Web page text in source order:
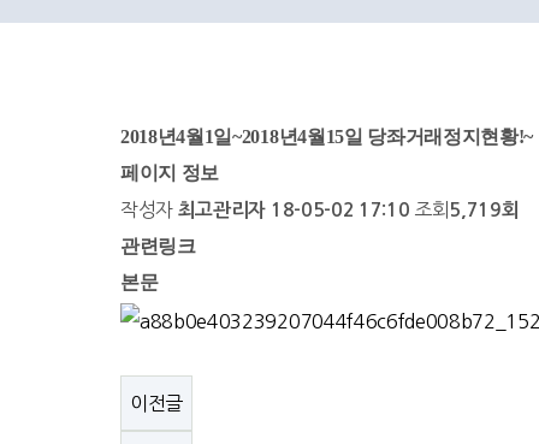
2018년4월1일~2018년4월15일 당좌거래정지현황!~
페이지 정보
작성자 최고관리자 18-05-02 17:10 조회 5,719회
관련링크
본문
이전글